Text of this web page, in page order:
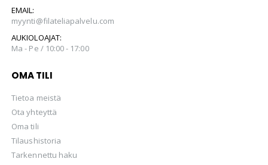
EMAIL:
myynti@filateliapalvelu.com
AUKIOLOAJAT:
Ma - Pe / 10:00 - 17:00
OMA TILI
Tietoa meistä
Ota yhteyttä
Oma tili
Tilaushistoria
Tarkennettu haku